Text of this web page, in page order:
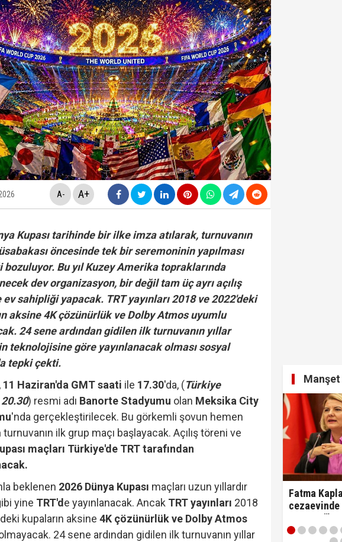
'rüşvet skandalının' görüntüleri ortaya çıktı! ‘Oraya koy ben
hesapları incelemede: Cem Küçük dışında 3 ünlü isme daha
hazırlanan Veli Ağbaba'dan sert çıkış! 'HTS kaydım varsa idam
Hürriyet cezaevinde milletvekilleriyle tartıştı: "'Beni siz ihbar
A- A+
Kupası tarihinde bir ilke imza atılarak, turnuvanın
öncesinde tek bir seremoninin yapılması
bozuluyor. Bu yıl Kuzey Amerika topraklarında
dev organizasyon, bir değil tam üç ayrı açılış
sahipliği yapacak. TRT yayınları 2018 ve 2022'deki
aksine 4K çözünürlük ve Dolby Atmos uyumlu
24 sene ardından gidilen ilk turnuvanın yıllar
teknolojisine göre yayınlanacak olması sosyal
tepki çekti.
11 Haziran'da GMT saati ile 17.30'da, (Türkiye
) resmi adı Banorte Stadyumu olan Meksika City
'nda gerçekleştirilecek. Bu görkemli şovun hemen
turnuvanın ilk grup maçı başlayacak. Açılış töreni ve
maçları Türkiye'de TRT tarafından
beklenen 2026 Dünya Kupası maçları uzun yıllardır
yine TRT'de yayınlanacak. Ancak TRT yayınları 2018
kupaların aksine4K çözünürlük ve Dolby Atmos
24 sene ardından gidilen ilk turnuvanın yıllar
Fatma
tartıştı:
diyerek